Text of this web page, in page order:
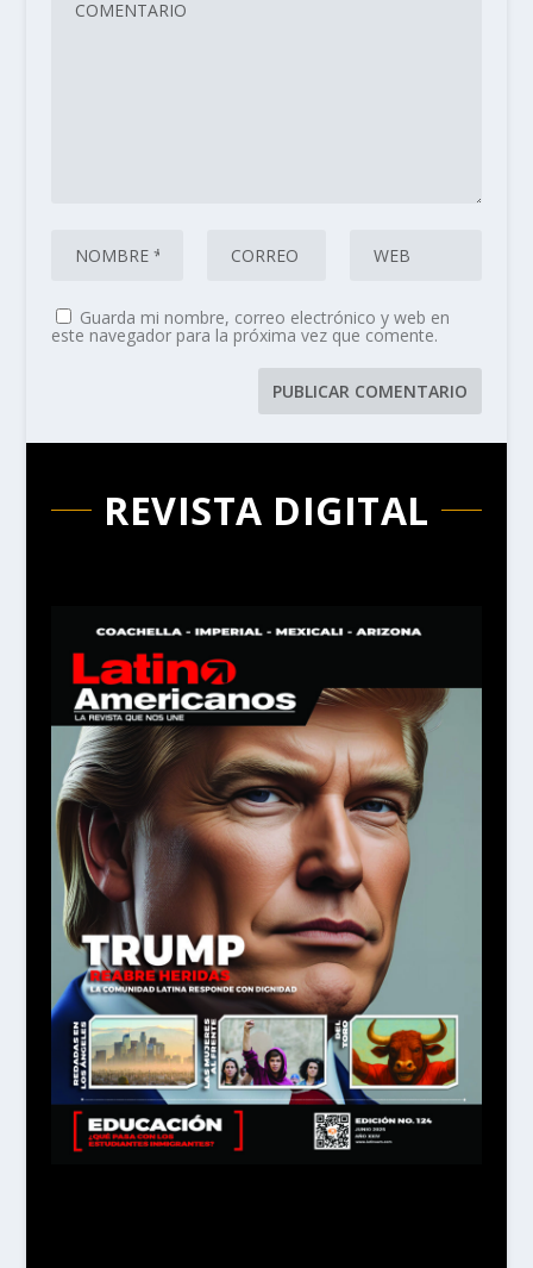
Guarda mi nombre, correo electrónico y web en
este navegador para la próxima vez que comente.
REVISTA DIGITAL